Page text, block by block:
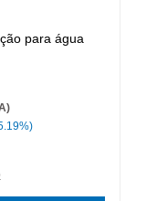
para água